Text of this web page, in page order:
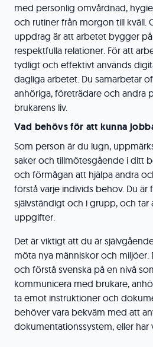
med personlig omvårdnad,
och rutiner från morgon till kväll.
uppdrag är att arbetet bygger
respektfulla relationer. För att
tydligt och effektivt används
dagliga arbetet. Du samarbetar
anhöriga, företrädare och andra
brukarens liv.
Vad behövs för att kunna
Som person är du lugn,
saker och tillmötesgående i ditt
och förmågan att hjälpa andra
förstå varje individs behov. Du är
självständigt och i grupp, och tar
uppgifter.
Det är viktigt att du är
möta nya människor och miljöer.
och förstå svenska på en nivå
kommunicera med brukare,
ta emot instruktioner och
behöver vara bekväm med att
dokumentationssystem, eller har